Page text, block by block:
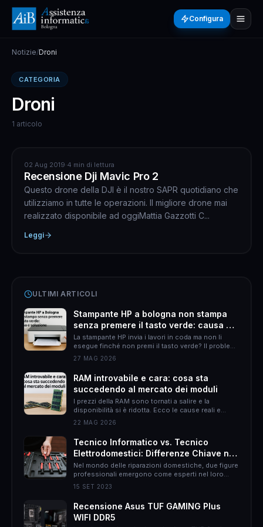
Configura
Notizie/Droni
CATEGORIA
Droni
1 articolo
DRONI
02 Aug 2019·4 min di lettura
Recensione Dji Mavic Pro 2
Questo drone della DJI è il nostro SAPR quotidiano che
utilizziamo in tutte le operazioni. Il migliore drone mai
realizzato disponibile ad oggiMattia Gazzotti C...
Leggi
ULTIMI ARTICOLI
Stampante HP a bologna non stampa
senza premere il tasto verde: causa e
soluzione
La stampante HP invia i lavori in coda ma non li
esegue finché non premi il tasto verde? Il problema
è quasi sempre HP Smart. Ecco come risolverlo
27 MAG 2026
RAM introvabile e cara: cosa sta
succedendo al mercato dei moduli
I prezzi della RAM sono tornati a salire e la
disponibilità si è ridotta. Ecco le cause reali e
come muoversi per non spendere il doppio.
22 MAG 2026
Tecnico Informatico vs. Tecnico
Elettrodomestici: Differenze Chiave nel
Mondo delle Riparazioni Domestiche
Nel mondo delle riparazioni domestiche, due figure
professionali emergono come esperti nel loro
campo: il tecnico informatico e il tecnico
l&#8217;obiettivo di risolvere problemi, le loro
responsabilità, approcci e persino il rapporto con
il cliente possono essere molto diversi. In questo
15 SET 2023
Recensione Asus TUF GAMING Plus
WIFI DDR5